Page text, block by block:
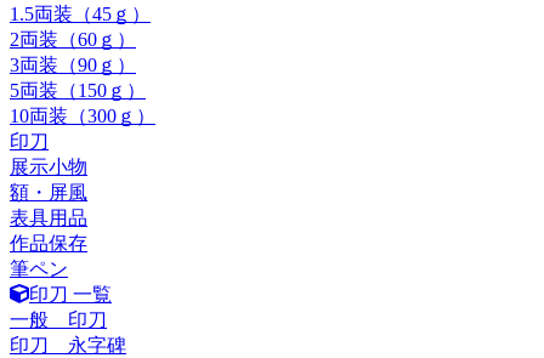
1.5両装（45ｇ）
2両装（60ｇ）
3両装（90ｇ）
5両装（150ｇ）
10両装（300ｇ）
印刀
展示小物
額・屏風
表具用品
作品保存
筆ペン
印刀 一覧
一般 印刀
印刀 永字碑